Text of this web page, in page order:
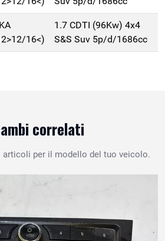
16<)
1.7 CDTI (96Kw) 4x4
S&S Suv 5p/d/1686cc
correlati
articoli per il modello del tuo veicolo.